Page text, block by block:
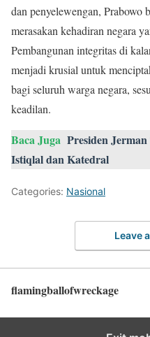
dan penyelewengan, Prabowo
merasakan kehadiran negara
Pembangunan integritas di
menjadi krusial untuk
bagi seluruh warga negara,
keadilan.
Baca Juga Presiden
Istiqlal dan Katedral
Categories: Nasional
Leave
flamingballofwreckage